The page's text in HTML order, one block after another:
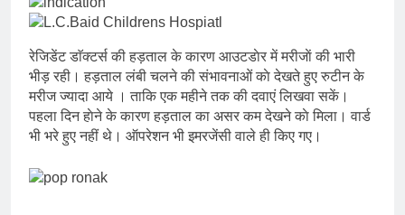
रेजिडेंट डाॅक्टर्स की हड़ताल के कारण आउटडाेर में मरीजाें की भारी
भीड़ रही। हड़ताल लंबी चलने की संभावनाओं काे देखते हुए रुटीन के
मरीज ज्यादा आये । ताकि एक महीने तक की दवाएं लिखवा सकें।
पहला दिन हाेने के कारण हड़ताल का असर कम देखने काे मिला। वार्ड
भी भरे हुए नहीं थे। ऑपरेशन भी इमरजेंसी वाले ही किए गए।